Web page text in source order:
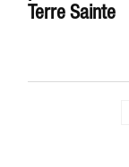
Terre Sainte